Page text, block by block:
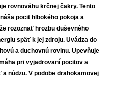
rovnováhu krčnej čakry. Tento
pocit hlbokého pokoja a
rozoznať hrozbu duševného
späť k jej zdroju. Uvádza do
a duchovnú rovinu. Upevňuje
pri vyjadrovaní pocitov a
núdzu. V podobe drahokamovej